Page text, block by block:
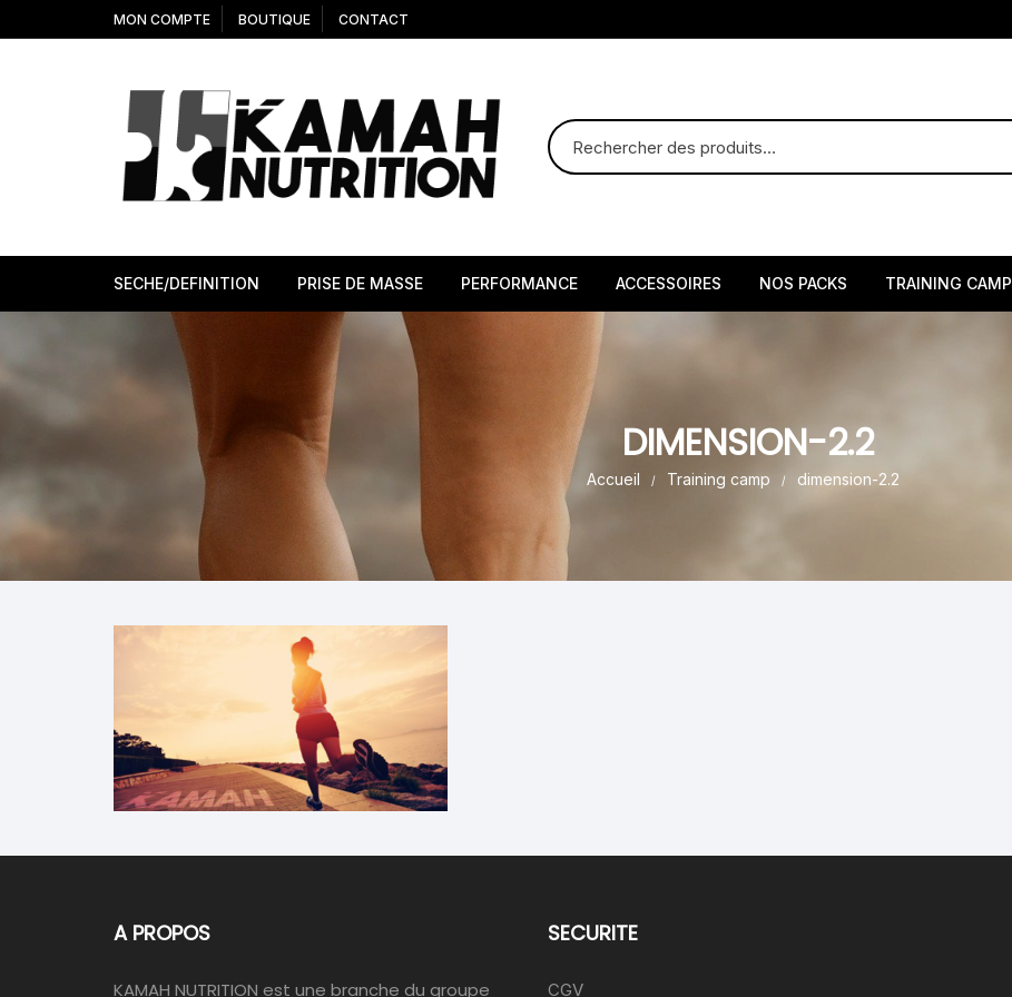
au
MON COMPTE BOUTIQUE CONTACT
SECHE/DEFINITION PRISE DE MASSE PERFORMANCE ACCESSOIRES NOS PACKS TRAINING CAMP
DIMENSION-2.2
Accueil Training camp dimension-2.2
A PROPOS
KAMAH NUTRITION est une branche du groupe
SECURITE
CGV